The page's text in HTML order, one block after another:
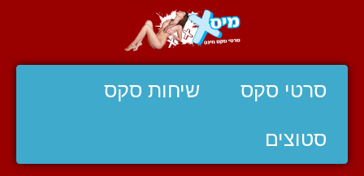
סרטי סקס שיחות סקס
סטוצים